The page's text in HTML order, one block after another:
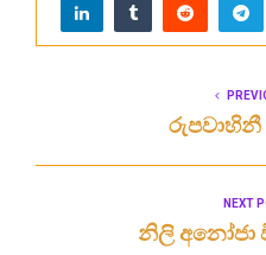
NEXT
නිලි අනෝජා